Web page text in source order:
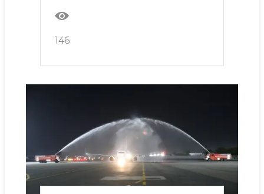
146